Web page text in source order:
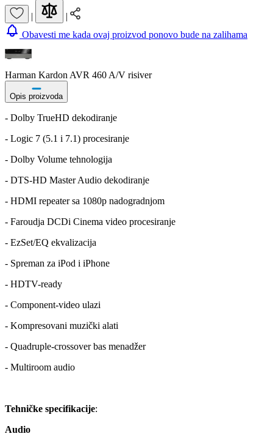
|
|
Obavesti me kada ovaj proizvod ponovo bude na zalihama
Harman Kardon AVR 460 A/V risiver
Opis proizvoda
- Dolby TrueHD dekodiranje
- Logic 7 (5.1 i 7.1) procesiranje
- Dolby Volume tehnologija
- DTS-HD Master Audio dekodiranje
- HDMI repeater sa 1080p nadogradnjom
- Faroudja DCDi Cinema video procesiranje
- EzSet/EQ ekvalizacija
- Spreman za iPod i iPhone
- HDTV-ready
- Component-video ulazi
- Kompresovani muzički alati
- Quadruple-crossover bas menadžer
- Multiroom audio
Tehničke specifikacije:
Audio